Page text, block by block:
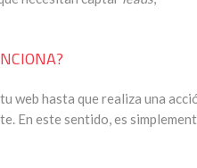
web hasta que realiza una
En este sentido, es